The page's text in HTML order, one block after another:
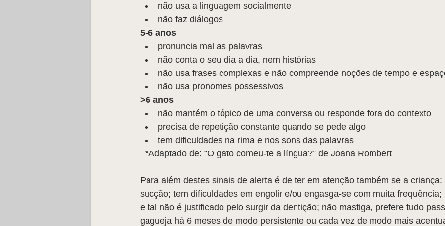
não usa a linguagem socialmente
não faz diálogos
5-6 anos
pronuncia mal as palavras
não conta o seu dia a dia, nem histórias
não usa frases complexas e não compreende noções de tempo e
não usa pronomes possessivos
>6 anos
não mantém o tópico de uma conversa ou responde fora do contexto
precisa de repetição constante quando se pede algo
tem dificuldades na rima e nos sons das palavras
  *Adaptado de: “O gato comeu-te a língua?” de Joana Rombert
Para além destes sinais de alerta é de ter em atenção também se a
sucção; tem dificuldades em engolir e/ou engasga-se com muita
e tal não é justificado pelo surgir da dentição; não mastiga, prefere tudo
gagueja há 6 meses de modo persistente ou cada vez de modo mais